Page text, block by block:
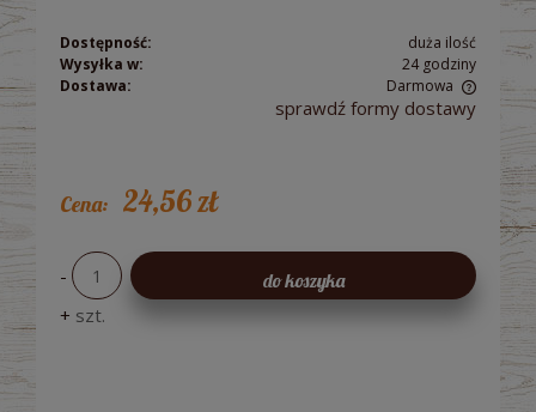
Dostępność:
duża ilość
Wysyłka w:
24 godziny
Dostawa:
Darmowa
Cena nie zawiera ewentualnych kosztów płatności
sprawdź formy dostawy
Cena: 24,56 zł
-
+ szt.
do koszyka